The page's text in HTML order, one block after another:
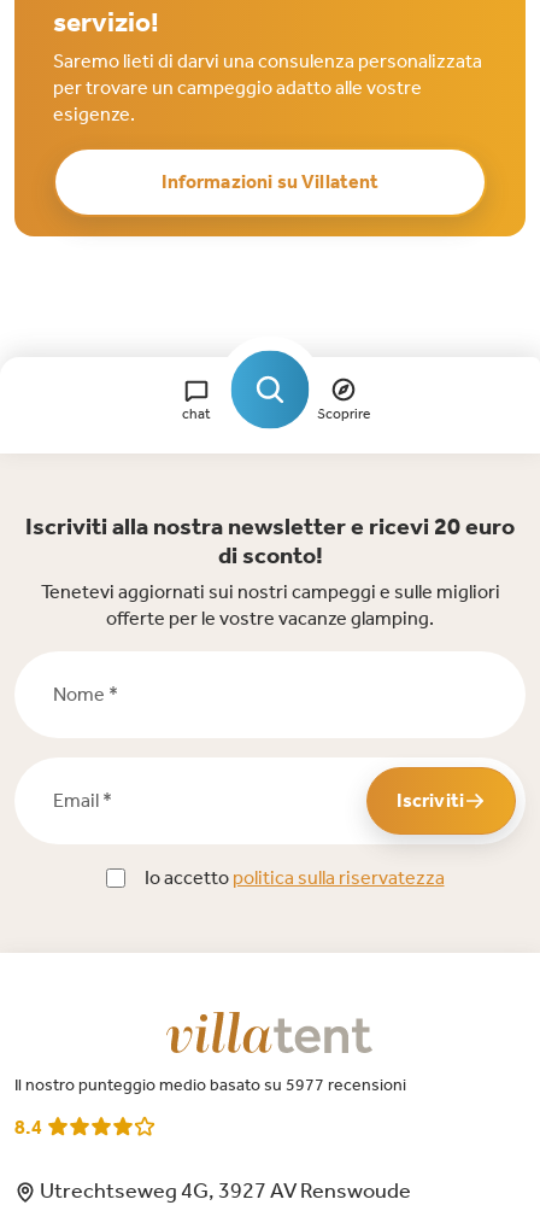
servizio!
Saremo lieti di darvi una consulenza personalizzata
per trovare un campeggio adatto alle vostre
esigenze.
Informazioni su Villatent
chat Scoprire
Iscriviti alla nostra newsletter e ricevi 20 euro
di sconto!
Tenetevi aggiornati sui nostri campeggi e sulle migliori
offerte per le vostre vacanze glamping.
Iscriviti
Io accetto politica sulla riservatezza
Il nostro punteggio medio basato su 5977 recensioni
8.4
Utrechtseweg 4G, 3927 AV Renswoude